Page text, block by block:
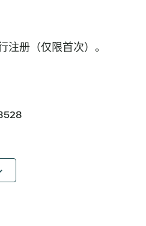
注册（仅限首次）。